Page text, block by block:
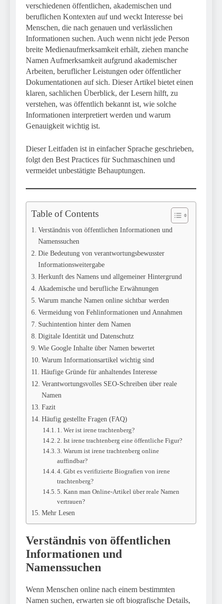
verschiedenen öffentlichen, akademischen und
beruflichen Kontexten auf und weckt Interesse bei
Menschen, die nach genauen und verlässlichen
Informationen suchen. Auch wenn nicht jede Person
breite Medienaufmerksamkeit erhält, ziehen manche
Namen Aufmerksamkeit aufgrund akademischer
Arbeiten, beruflicher Leistungen oder öffentlicher
Dokumentationen auf sich. Dieser Artikel bietet einen
klaren, sachlichen Überblick, der Lesern hilft, zu
verstehen, was öffentlich bekannt ist, wie solche
Informationen interpretiert werden und warum
Genauigkeit wichtig ist.
Dieser Leitfaden ist in einfacher Sprache geschrieben,
folgt den Best Practices für Suchmaschinen und
vermeidet unbestätigte Behauptungen.
Table of Contents
Verständnis von öffentlichen Informationen und
Namenssuchen
Die Bedeutung von verantwortungsbewusster
Informationsweitergabe
Herkunft des Namens und allgemeiner Hintergrund
Akademische und berufliche Erwähnungen
Warum manche Namen online sichtbar werden
Vermeidung von Fehlinformationen und Annahmen
Suchintention hinter dem Namen
Digitale Identität und Datenschutz
Wie Google Inhalte über Namen bewertet
Warum Informationsartikel wichtig sind
Häufige Gründe für anhaltendes Interesse
Verantwortungsvolles SEO-Schreiben über reale
Namen
Fazit
Häufig gestellte Fragen (FAQ)
1. Wer ist irene trachtenberg?
2. Ist irene trachtenberg eine öffentliche Figur?
3. Warum ist irene trachtenberg online
auffindbar?
4. Gibt es verifizierte Biografien von irene
trachtenberg?
5. Kann man Online-Artikel über reale Namen
vertrauen?
Mehr Lesen
Verständnis von öffentlichen
Informationen und
Namenssuchen
Wenn Menschen online nach einem bestimmten
Namen suchen, erwarten sie oft biografische Details,